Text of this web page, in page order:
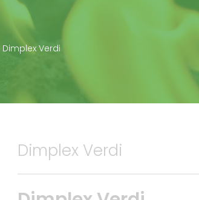
Dimplex Verdi
Dimplex Verdi